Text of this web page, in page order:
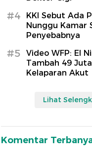
#4
KKI Sebut Ada
Nunggu Kamar
Penyebabnya
#5
Video WFP: El
Tambah 49
Kelaparan Akut
Lihat
Komentar